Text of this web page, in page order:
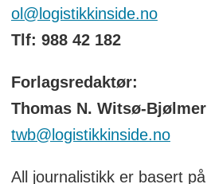
ol@logistikkinside.no
Tlf: 988 42 182
Forlagsredaktør:
Thomas N. Witsø-Bjølmer
twb@logistikkinside.no
All journalistikk er basert på